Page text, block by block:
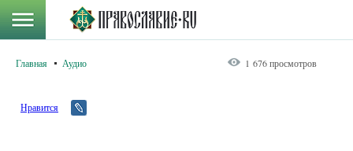
Главная Аудио 1 676 просмотров
Нравится